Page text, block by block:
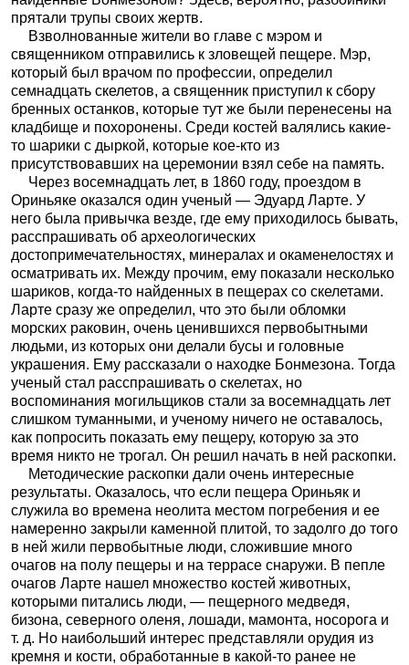
прятали трупы своих жертв.
Взволнованные жители во главе с мэром и
священником отправились к зловещей пещере. Мэр,
который был врачом по профессии, определил
семнадцать скелетов, а священник приступил к сбору
бренных останков, которые тут же были перенесены на
кладбище и похоронены. Среди костей валялись какие-
то шарики с дыркой, которые кое-кто из
присутствовавших на церемонии взял себе на память.
Через восемнадцать лет, в 1860 году, проездом в
Ориньяке оказался один ученый — Эдуард Ларте. У
него была привычка везде, где ему приходилось бывать,
расспрашивать об археологических
достопримечательностях, минералах и окаменелостях и
осматривать их. Между прочим, ему показали несколько
шариков, когда-то найденных в пещерах со скелетами.
Ларте сразу же определил, что это были обломки
морских раковин, очень ценившихся первобытными
людьми, из которых они делали бусы и головные
украшения. Ему рассказали о находке Бонмезона. Тогда
ученый стал расспрашивать о скелетах, но
воспоминания могильщиков стали за восемнадцать лет
слишком туманными, и ученому ничего не оставалось,
как попросить показать ему пещеру, которую за это
время никто не трогал. Он решил начать в ней раскопки.
Методические раскопки дали очень интересные
результаты. Оказалось, что если пещера Ориньяк и
служила во времена неолита местом погребения и ее
намеренно закрыли каменной плитой, то задолго до того
в ней жили первобытные люди, сложившие много
очагов на полу пещеры и на террасе снаружи. В пепле
очагов Ларте нашел множество костей животных,
которыми питались люди, — пещерного медведя,
бизона, северного оленя, лошади, мамонта, носорога и
т. д. Но наибольший интерес представляли орудия из
кремня и кости, обработанные в какой-то ранее не